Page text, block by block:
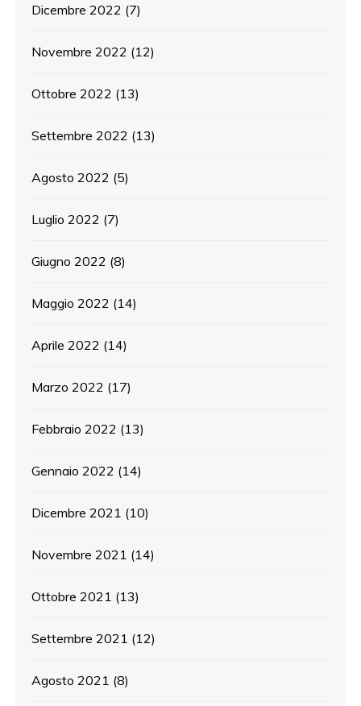
Dicembre 2022 (7)
Novembre 2022 (12)
Ottobre 2022 (13)
Settembre 2022 (13)
Agosto 2022 (5)
Luglio 2022 (7)
Giugno 2022 (8)
Maggio 2022 (14)
Aprile 2022 (14)
Marzo 2022 (17)
Febbraio 2022 (13)
Gennaio 2022 (14)
Dicembre 2021 (10)
Novembre 2021 (14)
Ottobre 2021 (13)
Settembre 2021 (12)
Agosto 2021 (8)